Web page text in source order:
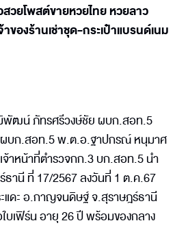
วยโพสต์ขายหวยไทย หวยลาว
ของร้านเช่าชุด-กระเป๋าแบรนด์เนม
ฒน์ ภัทรศรีวงษ์ชัย ผบก.สอท.5
บก.สอท.5 พ.ต.อ.ฐาปกรณ์ หนุมาศ
าหน้าที่ตำรวจกก.3 บก.สอท.5 นำ
ธานี ที่ 17/2567 ลงวันที่ 1 ต.ค.67
ดะ อ.กาญจนดิษฐ์ จ.สุราษฎร์ธานี
บเฟิร์น อายุ 26 ปี พร้อมของกลาง